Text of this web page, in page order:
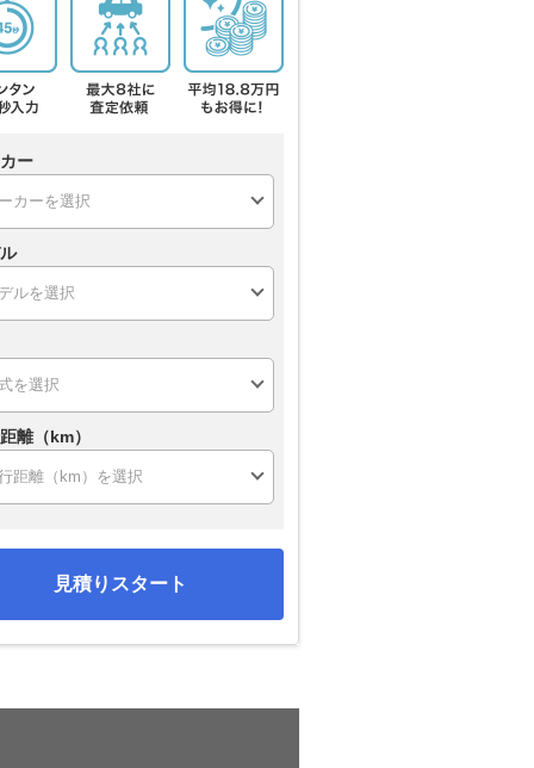
ー
離（km）
見積りスタート